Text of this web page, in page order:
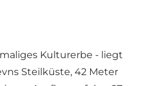
Kulturerbe - liegt
Steilküste, 42 Meter